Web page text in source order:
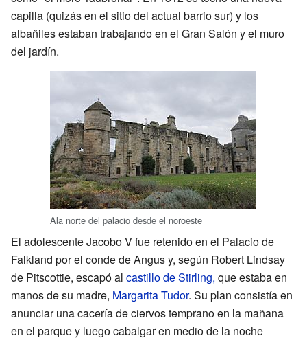
capilla (quizás en el sitio del actual barrio sur) y los
albañiles estaban trabajando en el Gran Salón y el muro
del jardín.
Ala norte del palacio desde el noroeste
El adolescente Jacobo V fue retenido en el Palacio de
Falkland por el conde de Angus y, según Robert Lindsay
de Pitscottie, escapó al castillo de Stirling, que estaba en
manos de su madre, Margarita Tudor. Su plan consistía en
anunciar una cacería de ciervos temprano en la mañana
en el parque y luego cabalgar en medio de la noche